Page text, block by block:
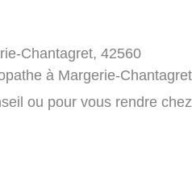
Chantagret, 42560
à Margerie-
ou pour vous rendre